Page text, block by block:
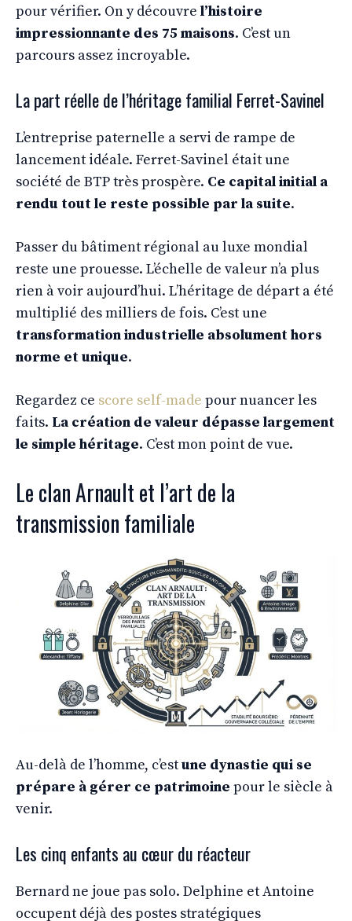
pour vérifier. On y découvre l’histoire
impressionnante des 75 maisons. C’est un
parcours assez incroyable.
La part réelle de l’héritage familial Ferret-Savinel
L’entreprise paternelle a servi de rampe de
lancement idéale. Ferret-Savinel était une
société de BTP très prospère. Ce capital initial a
rendu tout le reste possible par la suite.
Passer du bâtiment régional au luxe mondial
reste une prouesse. L’échelle de valeur n’a plus
rien à voir aujourd’hui. L’héritage de départ a été
multiplié des milliers de fois. C’est une
transformation industrielle absolument hors
norme et unique.
Regardez ce score self-made pour nuancer les
faits. La création de valeur dépasse largement
le simple héritage. C’est mon point de vue.
Le clan Arnault et l’art de la
transmission familiale
Au-delà de l’homme, c’estune dynastie qui se
prépare à gérer ce patrimoine pour le siècle à
venir.
Les cinq enfants au cœur du réacteur
Bernard ne joue pas solo. Delphine et Antoine
occupent déjà des postes stratégiques